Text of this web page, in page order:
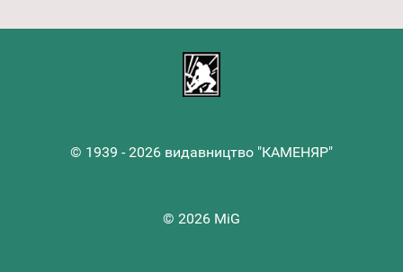
© 1939 - 2026 видавництво "КАМЕНЯР"
© 2026 MiG